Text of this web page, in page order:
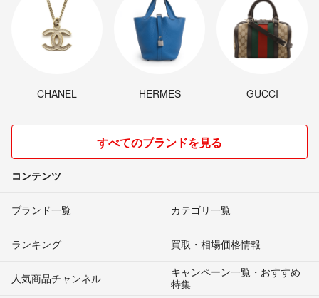
CHANEL HERMES GUCCI
すべてのブランドを見る
コンテンツ
ブランド一覧 カテゴリ一覧
ランキング 買取・相場価格情報
人気商品チャンネル
キャンペーン一覧・おすすめ
特集